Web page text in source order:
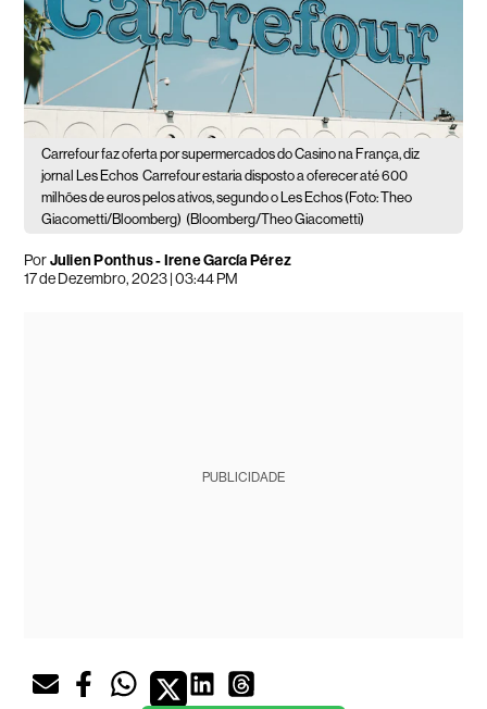
Carrefour faz oferta por supermercados do Casino na França, diz
jornal Les Echos Carrefour estaria disposto a oferecer até 600
milhões de euros pelos ativos, segundo o Les Echos (Foto: Theo
Giacometti/Bloomberg) (Bloomberg/Theo Giacometti)
PorJulien Ponthus - Irene García Pérez
17 de Dezembro, 2023 | 03:44 PM
PUBLICIDADE